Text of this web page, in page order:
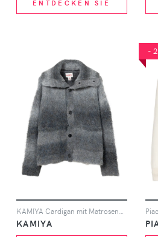
ENTDECKEN SIE
KAMIYA Cardigan mit Matrosenkragen - Schwarz
KAMIYA
-